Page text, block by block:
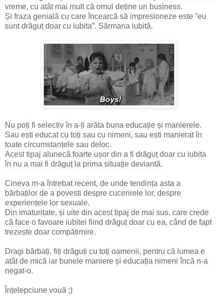
vreme, cu atât mai mult că omul deține un business.
Și fraza genială cu care încearcă să impresioneze este ”eu
sunt drăguț doar cu iubita”. Sărmana iubită.
Nu poți fi selectiv în a-ți arăta buna educație și manierele.
Sau ești educat cu toți sau cu nimeni, sau ești manierat în
toate circumstanțele sau deloc.
Acest tipaj alunecă foarte ușor din a fi drăguț doar cu iubita
în nu a mai fi drăguț la prima situație deviantă.
Cineva m-a întrebat recent, de unde tendința asta a
bărbaților de a povesti despre cucerirele lor, despre
experiențele lor sexuale.
Din imaturitate, și uite din acest tipaj de mai sus, care crede
că face o favoare iubitei fiind drăguț doar cu ea, când de fapt
trezește doar compătimire.
Dragi bărbați, fiți drăguți cu toți oamenii, pentru că lumea e
atât de mică iar bunele maniere și educația nimeni încă n-a
negat-o.
Înțelepciune vouă ;)